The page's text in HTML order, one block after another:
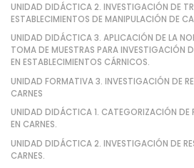
UNIDAD DIDÁCTICA 2. INVESTIGACIÓN DE
ESTABLECIMIENTOS DE MANIPULACIÓN DE
UNIDAD DIDÁCTICA 3. APLICACIÓN DE LA
TOMA DE MUESTRAS PARA INVESTIGACIÓN
EN ESTABLECIMIENTOS CÁRNICOS.
UNIDAD FORMATIVA 3. INVESTIGACIÓN DE
CARNES
UNIDAD DIDÁCTICA 1. CATEGORIZACIÓN DE
EN CARNES.
UNIDAD DIDÁCTICA 2. INVESTIGACIÓN DE
CARNES.